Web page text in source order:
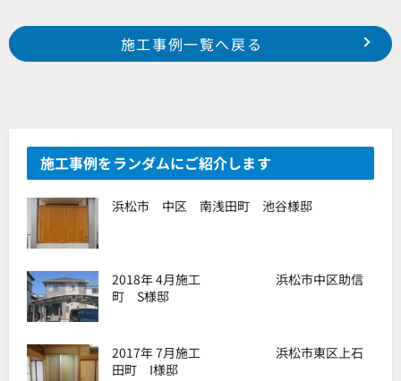
Prev
浜松市 中区 和合町 H様邸
施工事例一覧へ戻る
施工事例をランダムにご紹介します
浜松市 中区 南浅田町 池谷様邸
2018年 4月施工 浜松市中区助信
町 S様邸
2017年 7月施工 浜松市東区上石
田町 I様邸